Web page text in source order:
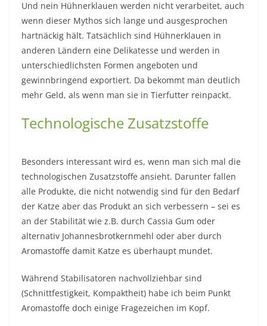
Und nein Hühnerklauen werden nicht verarbeitet, auch
wenn dieser Mythos sich lange und ausgesprochen
hartnäckig hält. Tatsächlich sind Hühnerklauen in
anderen Ländern eine Delikatesse und werden in
unterschiedlichsten Formen angeboten und
gewinnbringend exportiert. Da bekommt man deutlich
mehr Geld, als wenn man sie in Tierfutter reinpackt.
Technologische Zusatzstoffe
Besonders interessant wird es, wenn man sich mal die
technologischen Zusatzstoffe ansieht. Darunter fallen
alle Produkte, die nicht notwendig sind für den Bedarf
der Katze aber das Produkt an sich verbessern – sei es
an der Stabilität wie z.B. durch Cassia Gum oder
alternativ Johannesbrotkernmehl oder aber durch
Aromastoffe damit Katze es überhaupt mundet.
Während Stabilisatoren nachvollziehbar sind
(Schnittfestigkeit, Kompaktheit) habe ich beim Punkt
Aromastoffe doch einige Fragezeichen im Kopf.